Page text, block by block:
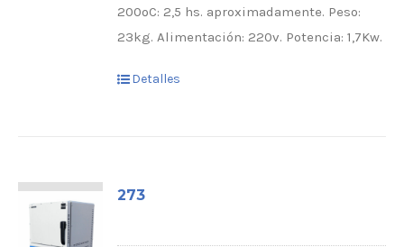
200ºC: 2,5 hs. aproximadamente. Peso:
23kg. Alimentación: 220v. Potencia: 1,7Kw.
Detalles
273